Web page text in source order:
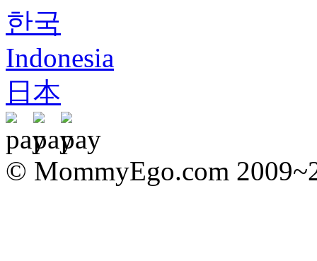
한국
Indonesia
日本
© MommyEgo.com